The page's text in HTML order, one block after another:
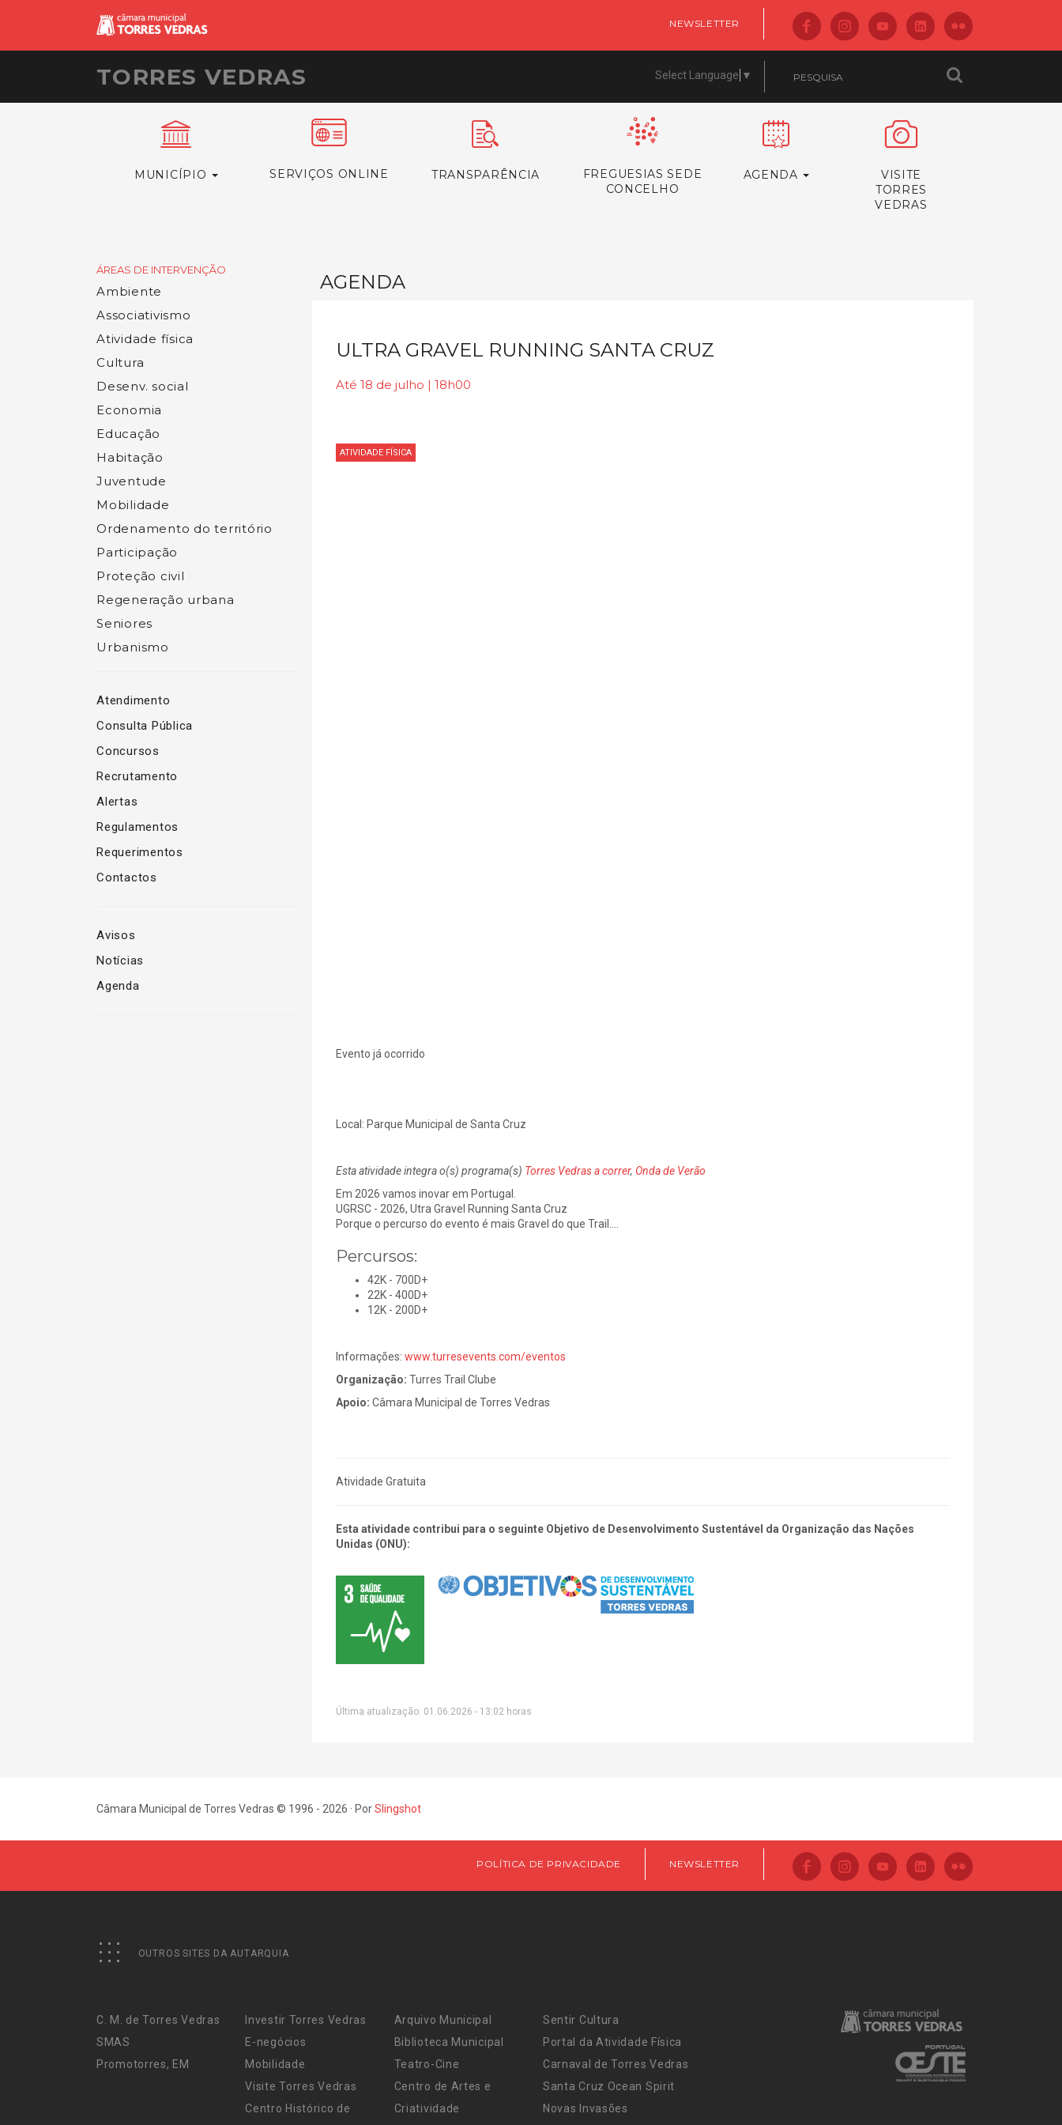
NEWSLETTER
TORRES VEDRAS Select Language ▼
MUNICÍPIO SERVIÇOS ONLINE TRANSPARÊNCIA
FREGUESIAS SEDE
CONCELHO
AGENDA
VISITE
TORRES
VEDRAS
ÁREAS DE INTERVENÇÃO
Ambiente
Associativismo
Atividade física
Cultura
Desenv. social
Economia
Educação
Habitação
Juventude
Mobilidade
Ordenamento do território
Participação
Proteção civil
Regeneração urbana
Seniores
Urbanismo
Atendimento
Consulta Pública
Concursos
Recrutamento
Alertas
Regulamentos
Requerimentos
Contactos
Avisos
Notícias
Agenda
AGENDA
ULTRA GRAVEL RUNNING SANTA CRUZ
Até 18 de julho | 18h00
ATIVIDADE FÍSICA
Evento já ocorrido
Local: Parque Municipal de Santa Cruz
Esta atividade integra o(s) programa(s) Torres Vedras a correr, Onda de Verão
Em 2026 vamos inovar em Portugal.
UGRSC - 2026, Utra Gravel Running Santa Cruz
Porque o percurso do evento é mais Gravel do que Trail....
Percursos:
42K - 700D+
22K - 400D+
12K - 200D+
Informações: www.turresevents.com/eventos
Organização: Turres Trail Clube
Apoio: Câmara Municipal de Torres Vedras
Atividade Gratuita
Esta atividade contribui para o seguinte Objetivo de Desenvolvimento Sustentável da Organização das Nações
Unidas (ONU):
Última atualização: 01.06.2026 - 13:02 horas
Câmara Municipal de Torres Vedras © 1996 - 2026 · PorSlingshot
POLÍTICA DE PRIVACIDADE NEWSLETTER
OUTROS SITES DA AUTARQUIA
C. M. de Torres Vedras
SMAS
Promotorres, EM
Investir Torres Vedras
E-negócios
Mobilidade
Visite Torres Vedras
Centro Histórico de
Arquivo Municipal
Biblioteca Municipal
Teatro-Cine
Centro de Artes e
Criatividade
Sentir Cultura
Portal da Atividade Física
Carnaval de Torres Vedras
Santa Cruz Ocean Spirit
Novas Invasões